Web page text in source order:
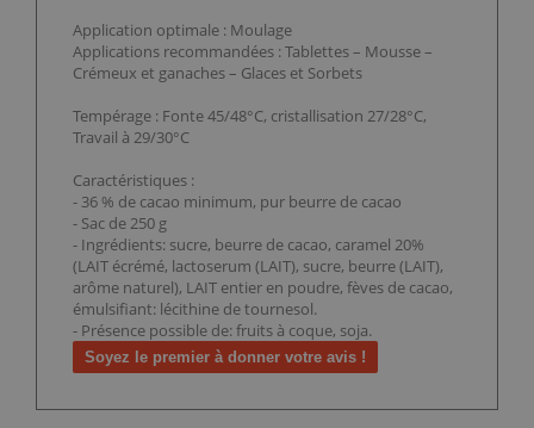
Application optimale : Moulage
Applications recommandées : Tablettes – Mousse –
Crémeux et ganaches – Glaces et Sorbets
Tempérage : Fonte 45/48°C, cristallisation 27/28°C,
Travail à 29/30°C
Caractéristiques :
- 36 % de cacao minimum, pur beurre de cacao
- Sac de 250 g
- Ingrédients: sucre, beurre de cacao, caramel 20%
(LAIT écrémé, lactoserum (LAIT), sucre, beurre (LAIT),
arôme naturel), LAIT entier en poudre, fèves de cacao,
émulsifiant: lécithine de tournesol.
- Présence possible de: fruits à coque, soja.
Soyez le premier à donner votre avis !